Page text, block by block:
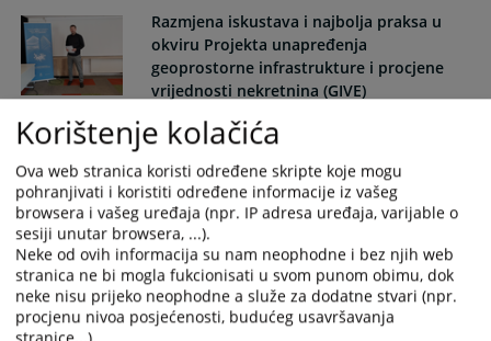
question
mark
key
to
the
shortcuts
for
changing
dates.
question
mark
key
to
the
shortcuts
for
changing
dates.
Razmjena iskustava i najbolja praksa u
okviru Projekta unapređenja
geoprostorne infrastrukture i procjene
vrijednosti nekretnina (GIVE)
Razmjena iskustava i najbolja praksa u okviru Projekta
unapređenja geoprostorne infrastrukture i procjene
vrijednosti nekretnina (GIVE)
02.06.2026.
Obavijest za korisnike usluga
Zemljišnoknjižnog ureda ovog suda
Obavijest za korisnike usluga Zemljišnoknjižnog ureda ovog
Korištenje kolačića
Ova web stranica koristi određene skripte koje mogu
pohranjivati i koristiti određene informacije iz vašeg
browsera i vašeg uređaja (npr. IP adresa uređaja, varijable o
sesiji unutar browsera, ...).
Neke od ovih informacija su nam neophodne i bez njih web
stranica ne bi mogla fukcionisati u svom punom obimu, dok
neke nisu prijeko neophodne a služe za dodatne stvari (npr.
procjenu nivoa posjećenosti, budućeg usavršavanja